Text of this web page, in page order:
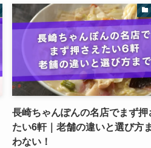
長崎ちゃんぽんの名店でまず押
たい6軒｜老舗の違いと選び方
わない！